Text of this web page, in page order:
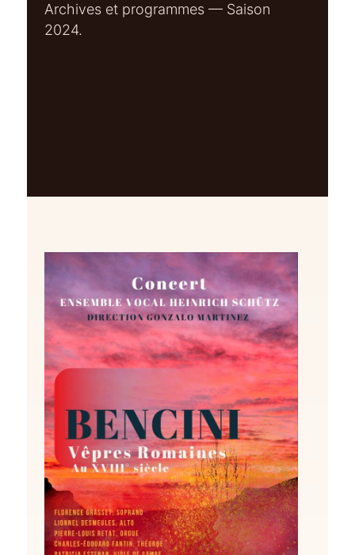
Archives et programmes — Saison
2024.